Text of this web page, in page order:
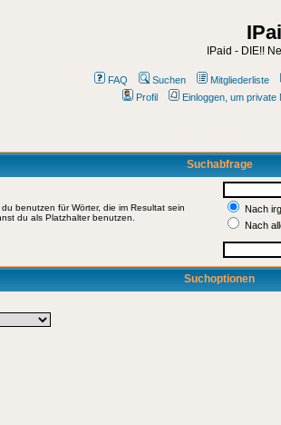
IPaid - DIE!!
FAQ Suchen Mitgliederliste
Profil
Einloggen, um
Suchabfrage
benutzen für Wörter, die im Resultat sein
du als Platzhalter benutzen.
Nach
Nach
Suchoptionen